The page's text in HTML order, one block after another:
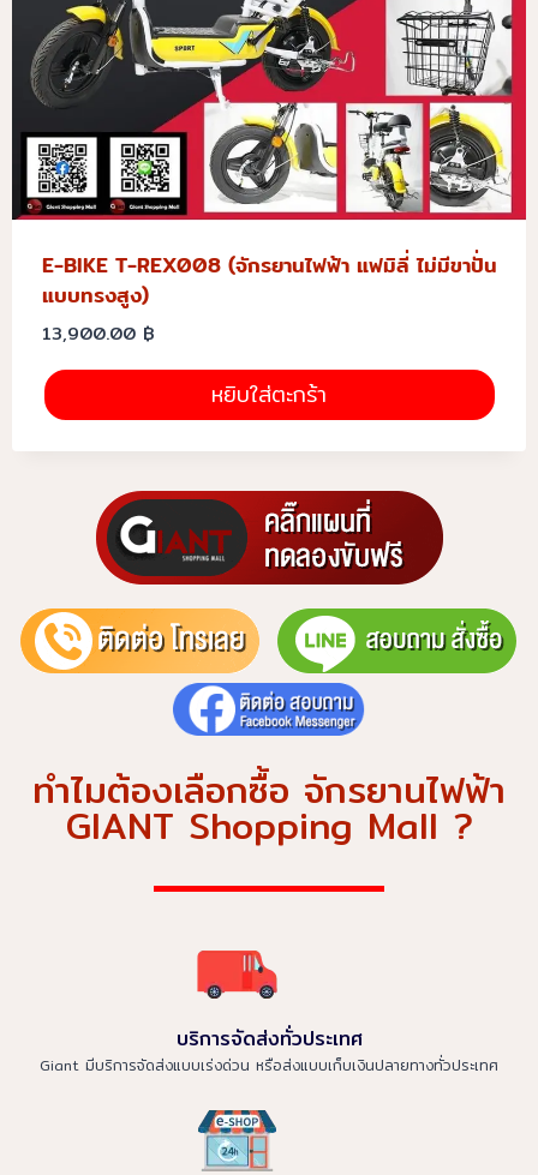
E-BIKE T-REX008 (จักรยานไฟฟ้า แฟมิลี่ ไม่มีขาปั่น
แบบทรงสูง)
13,900.00 ฿
หยิบใส่ตะกร้า
ทำไมต้องเลือกซื้อ จักรยานไฟฟ้า
GIANT Shopping Mall ?
บริการจัดส่งทั่วประเทศ
Giant มีบริการจัดส่งแบบเร่งด่วน หรือส่งแบบเก็บเงินปลายทางทั่วประเทศ